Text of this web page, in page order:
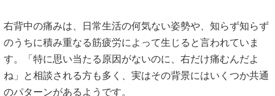
右背中の痛みは、日常生活の何気ない姿勢や、知らず知らず
のうちに積み重なる筋疲労によって生じると言われていま
す。「特に思い当たる原因がないのに、右だけ痛むんだよ
ね」と相談される方も多く、実はその背景にはいくつか共通
のパターンがあるようです。